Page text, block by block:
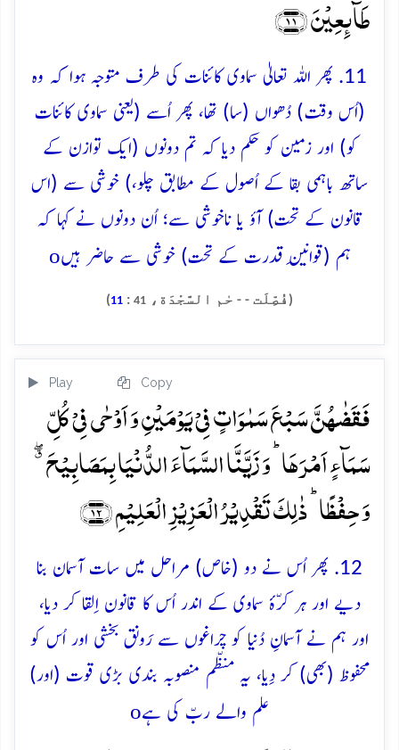
طَآئِعِیۡنَ ﴿۱۱﴾
11. پھر اللہ تعالىٰ سماوی کائنات كى طرف متوجہ ہوا كہ وہ
(اُس وقت) دُھواں (سا) تھا، پھر اُسے (یعنی سماوی کائنات
کو) اور زمين كو حكم ديا كہ تم دونوں (ایک توازن کے
ساتھ باہمى بقا کے اُصول كے مطابق چلو،) خوشى سے (اس
قانون كے تحت) آؤ يا ناخوشى سے؛ اُن دونوں نے كہا كہ
ہم (قوانينِ قدرت كے تحت) خوشى سے حاضر ہيںo
(فُصِّلَت - - حٰم السَّجْدَة، 41
:
11
)
Play Copy
فَقَضٰہُنَّ سَبۡعَ سَمٰوَاتٍ فِیۡ یَوۡمَیۡنِ وَ اَوۡحٰی فِیۡ کُلِّ
سَمَآءٍ اَمۡرَہَا ؕ وَ زَیَّنَّا السَّمَآءَ الدُّنۡیَا بِمَصَابِیۡحَ ٭ۖ
وَ حِفۡظًا ؕ ذٰلِکَ تَقۡدِیۡرُ الۡعَزِیۡزِ الۡعَلِیۡمِ ﴿۱۲﴾
12. پھر اُس نے دو (خاص) مراحل میں سات آسمان بنا
دیے اور ہر کرّۂ سماوی کے اندر اُس کا قانون اِلقا کر دیا،
اور ہم نے آسمانِ دُنیا کو چراغوں سے رَونق بخشی اور اُس کو
محفوظ (بھی) کر دِیا، یہ منظّم منصوبہ بندی بڑی قوت (اور)
علم والے ربّ کی ہےo